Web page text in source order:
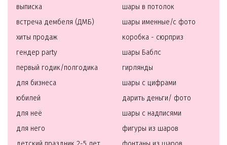
выписка
встреча дембеля (ДМБ)
хиты продаж
гендер party
первый годик/полгодика
для бизнеса
юбилей
для неё
для него
шары в потолок
шары именные/с фото
коробка - сюрприз
шары Баблс
гирлянды
шары с цифрами
дарить деньги/ фото
шары с надписями
фигуры из шаров